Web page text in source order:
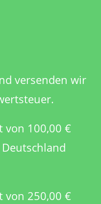
versenden wir
von 100,00 €
von 250,00 €